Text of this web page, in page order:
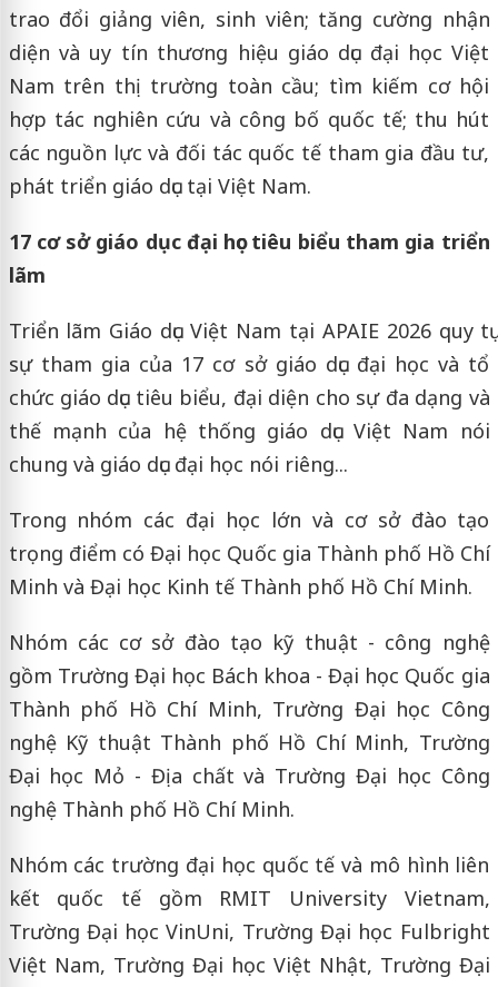
trao đổi giảng viên, sinh viên; tăng cường nhận
diện và uy tín thương hiệu giáo dục đại học Việt
Nam trên thị trường toàn cầu; tìm kiếm cơ hội
hợp tác nghiên cứu và công bố quốc tế; thu hút
các nguồn lực và đối tác quốc tế tham gia đầu tư,
phát triển giáo dục tại Việt Nam.
17 cơ sở giáo dục đại học tiêu biểu tham gia triển
lãm
Triển lãm Giáo dục Việt Nam tại APAIE 2026 quy tụ
sự tham gia của 17 cơ sở giáo dục đại học và tổ
chức giáo dục tiêu biểu, đại diện cho sự đa dạng và
thế mạnh của hệ thống giáo dục Việt Nam nói
chung và giáo dục đại học nói riêng...
Trong nhóm các đại học lớn và cơ sở đào tạo
trọng điểm có Đại học Quốc gia Thành phố Hồ Chí
Minh và Đại học Kinh tế Thành phố Hồ Chí Minh.
Nhóm các cơ sở đào tạo kỹ thuật - công nghệ
gồm Trường Đại học Bách khoa - Đại học Quốc gia
Thành phố Hồ Chí Minh, Trường Đại học Công
nghệ Kỹ thuật Thành phố Hồ Chí Minh, Trường
Đại học Mỏ - Địa chất và Trường Đại học Công
nghệ Thành phố Hồ Chí Minh.
Nhóm các trường đại học quốc tế và mô hình liên
kết quốc tế gồm RMIT University Vietnam,
Trường Đại học VinUni, Trường Đại học Fulbright
Việt Nam, Trường Đại học Việt Nhật, Trường Đại